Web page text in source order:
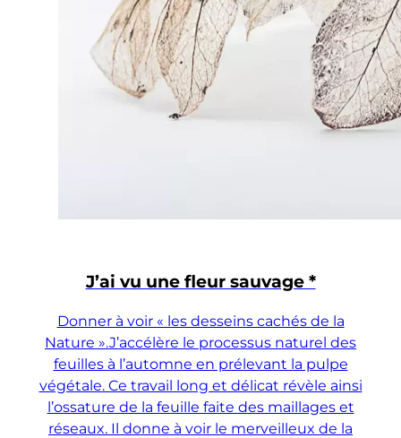
J’ai vu une fleur sauvage *
Donner à voir « les desseins cachés de la
Nature ».J’accélère le processus naturel des
feuilles à l’automne en prélevant la pulpe
végétale. Ce travail long et délicat révèle ainsi
l’ossature de la feuille faite des maillages et
réseaux. Il donne à voir le merveilleux de la